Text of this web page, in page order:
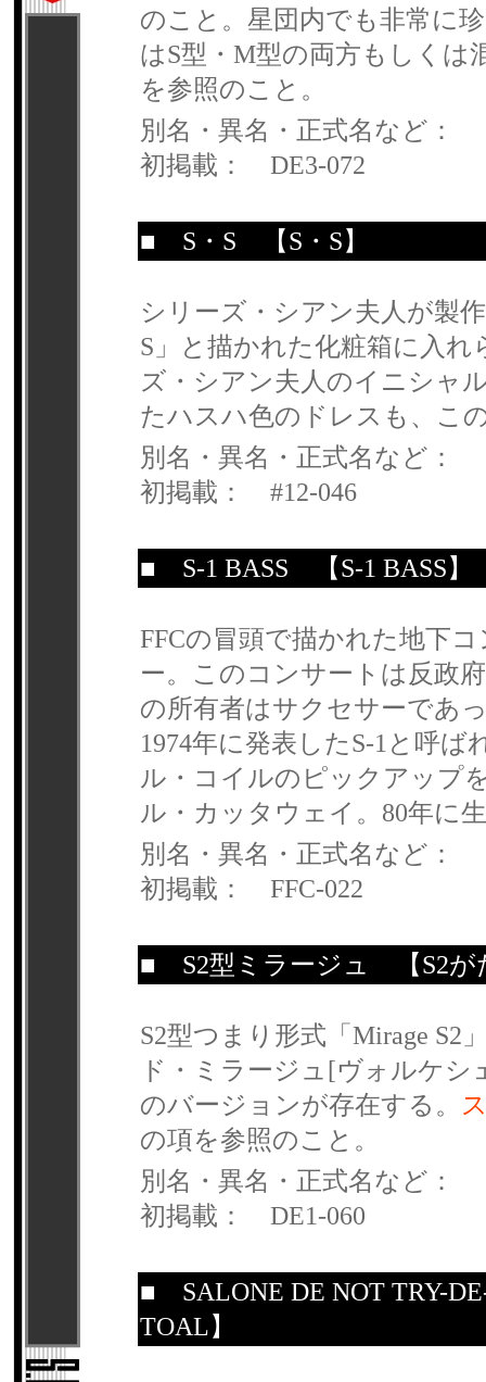
のこと。星団内でも非常に
はS型・M型の両方もしくは
を参照のこと。
別名・異名・正式名など：
初掲載： DE3-072
■ S・S 【S・S】
シリーズ・シアン夫人が製
S」と描かれた化粧箱に入
ズ・シアン夫人のイニシャ
たハスハ色のドレスも、こ
別名・異名・正式名など：
初掲載： #12-046
■ S-1 BASS 【S-1 BASS】
FFCの冒頭で描かれた地下
ー。このコンサートは反政
の所有者はサクセサーであ
1974年に発表したS-1と呼
ル・コイルのピックアップ
ル・カッタウェイ。80年に
別名・異名・正式名など：
初掲載： FFC-022
■ S2型ミラージュ 【S2が
S2型つまり形式「Mirage
ド・ミラージュ[ヴォルケ
のバージョンが存在する。
の項を参照のこと。
別名・異名・正式名など：
初掲載： DE1-060
■ SALONE DE NOT TRY-
TOAL】